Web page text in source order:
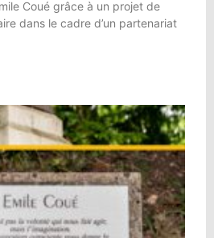
Coué grâce à un projet de
dans le cadre d’un partenariat